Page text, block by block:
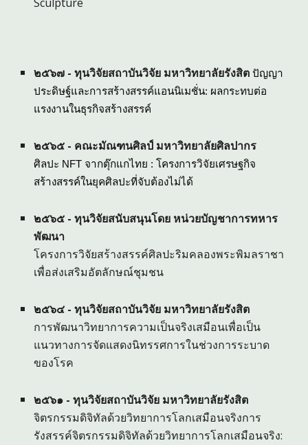
๒๕๖๗ -ทุนวิจัยสถาบันวิจัย มหาวิทยาลัยรังสิตปัญญา
ประดิษฐ์และการสร้างสรรค์แอนนิเมชั่น: ผลกระทบต่อ
แรงงานในธุรกิจสร้างสรรค์
๒๕๖๕ - คณะมัณฑนศิลป์ มหาวิทยาลัยศิลปากร
ศิลปะ NFT จากตุ๊กแกไทย : โครงการวิจัยเศรษฐกิจ
สร้างสรรค์ในยุคศิลปะที่จับต้องไม่ได้
๒๕๖๕ - ทุนวิจัยสนับสนุนโดย หน่วยบัญชาการทหาร
พัฒนา
โครงการวิจัยสร้างสรรค์ศิลปะริมคลองพระพิมลราชา
เพื่อส่งเสริมอัตลักษณ์ชุมชน
๒๕๖๔ - ทุนวิจัยสถาบันวิจัย มหาวิทยาลัยรังสิต
การพัฒนาวิทยาการความเป็นจริงเสมือนเพื่อเป็น
แนวทางการจัดแสดงนิทรรศการในช่วงการระบาด
ของโรค
๒๕๖๑ - ทุนวิจัยสถาบันวิจัย มหาวิทยาลัยรังสิต
จิตรกรรมดิจิทัลด้วยวิทยาการโลกเสมือนจริงการ
รังสรรค์จิตรกรรมดิจิทัลด้วยวิทยาการโลกเสมือนจริง: